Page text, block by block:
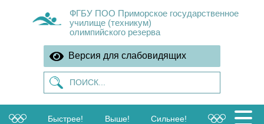
ФГБУ ПОО Приморское государственное
училище (техникум)
олимпийского резерва
Версия для слабовидящих
Быстрее! Выше! Сильнее!